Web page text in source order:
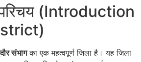
परिचय (Introduction
संभागका एक महत्वपूर्ण जिला है। यह जिला